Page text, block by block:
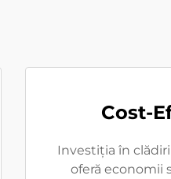
Cost-
Investiția în
oferă economii